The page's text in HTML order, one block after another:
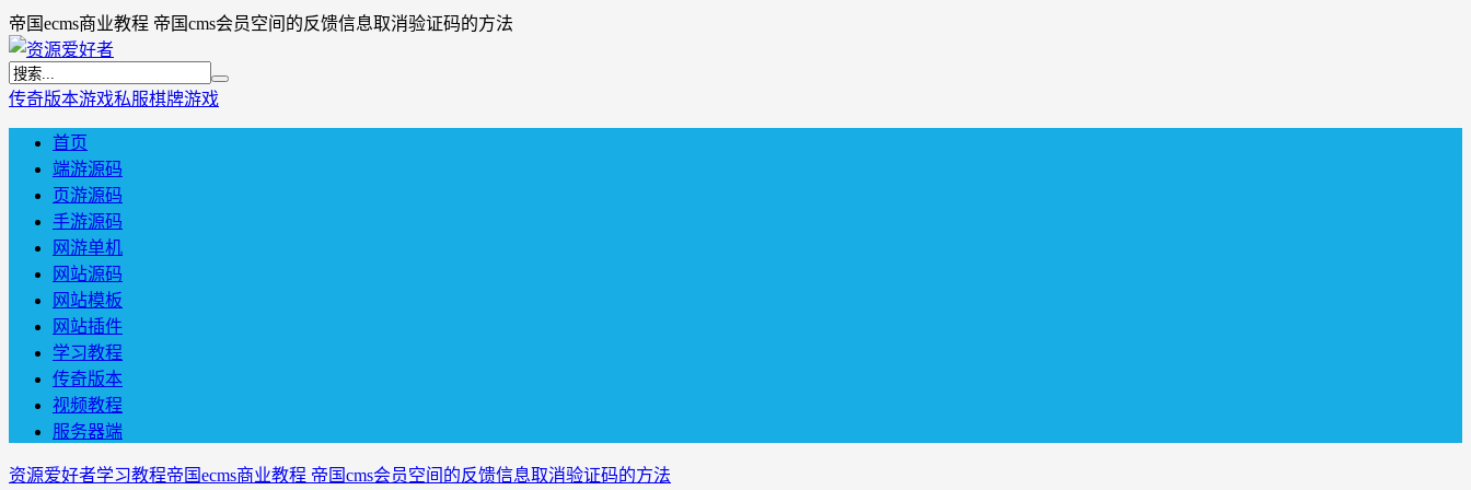
帝国ecms商业教程 帝国cms会员空间的反馈信息取消验证码的方法
传奇版本游戏私服棋牌游戏
首页
端游源码
页游源码
手游源码
网游单机
网站源码
网站模板
网站插件
学习教程
传奇版本
视频教程
服务器端
资源爱好者学习教程帝国ecms商业教程 帝国cms会员空间的反馈信息取消验证码的方法